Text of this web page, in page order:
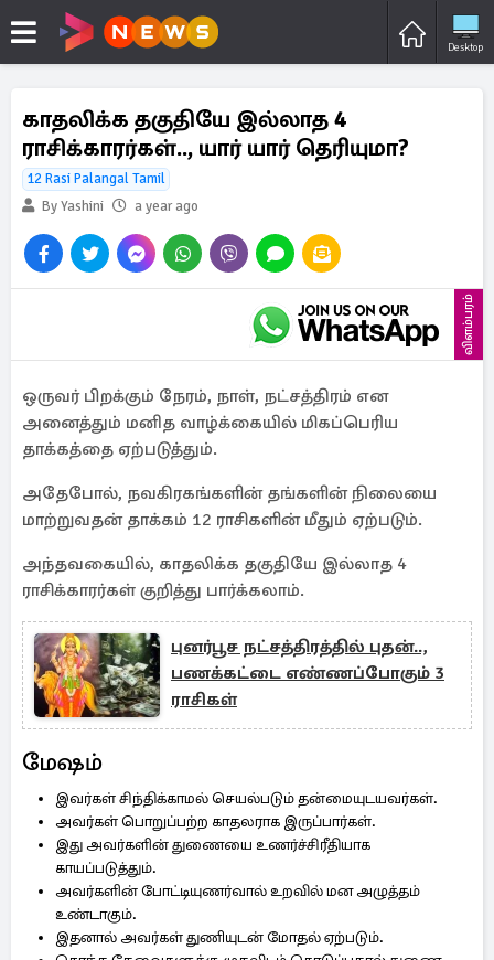
Desktop
காதலிக்க தகுதியே இல்லாத 4
ராசிக்காரர்கள்.., யார் யார் தெரியுமா?
12 Rasi Palangal Tamil
By Yashini
a year ago
விளம்பரம்
ஒருவர் பிறக்கும் நேரம், நாள், நட்சத்திரம் என
அனைத்தும் மனித வாழ்க்கையில் மிகப்பெரிய
தாக்கத்தை ஏற்படுத்தும்.
அதேபோல், நவகிரகங்களின் தங்களின் நிலையை
மாற்றுவதன் தாக்கம் 12 ராசிகளின் மீதும் ஏற்படும்.
அந்தவகையில், காதலிக்க தகுதியே இல்லாத 4
ராசிக்காரர்கள் குறித்து பார்க்கலாம்.
புனர்பூச நட்சத்திரத்தில் புதன்..,
பணக்கட்டை எண்ணப்போகும் 3
ராசிகள்
மேஷம்
இவர்கள் சிந்திக்காமல் செயல்படும் தன்மையுடயவர்கள்.
அவர்கள் பொறுப்பற்ற காதலராக இருப்பார்கள்.
இது அவர்களின் துணையை உணர்ச்சிரீதியாக
காயப்படுத்தும்.
அவர்களின் போட்டியுணர்வால் உறவில் மன அழுத்தம்
உண்டாகும்.
இதனால் அவர்கள் துணியுடன் மோதல் ஏற்படும்.